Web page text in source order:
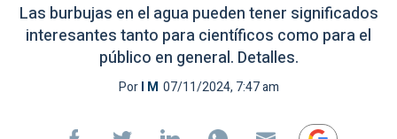
Las burbujas en el agua pueden tener significados
interesantes tanto para científicos como para el
público en general. Detalles.
PorI M 07/11/2024, 7:47 am